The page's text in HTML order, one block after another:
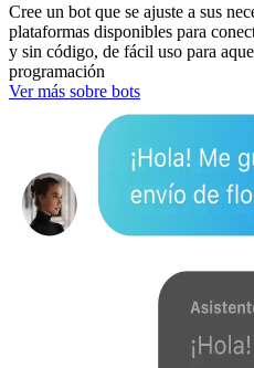
Cree un bot que se ajuste a sus
plataformas disponibles para
y sin código, de fácil uso para
programación
Ver más sobre bots